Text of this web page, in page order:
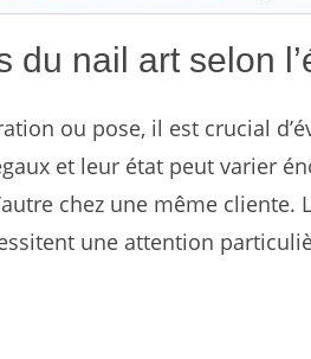
nail art selon
ou pose, il est crucial
et leur état peut varier
chez une même
une attention